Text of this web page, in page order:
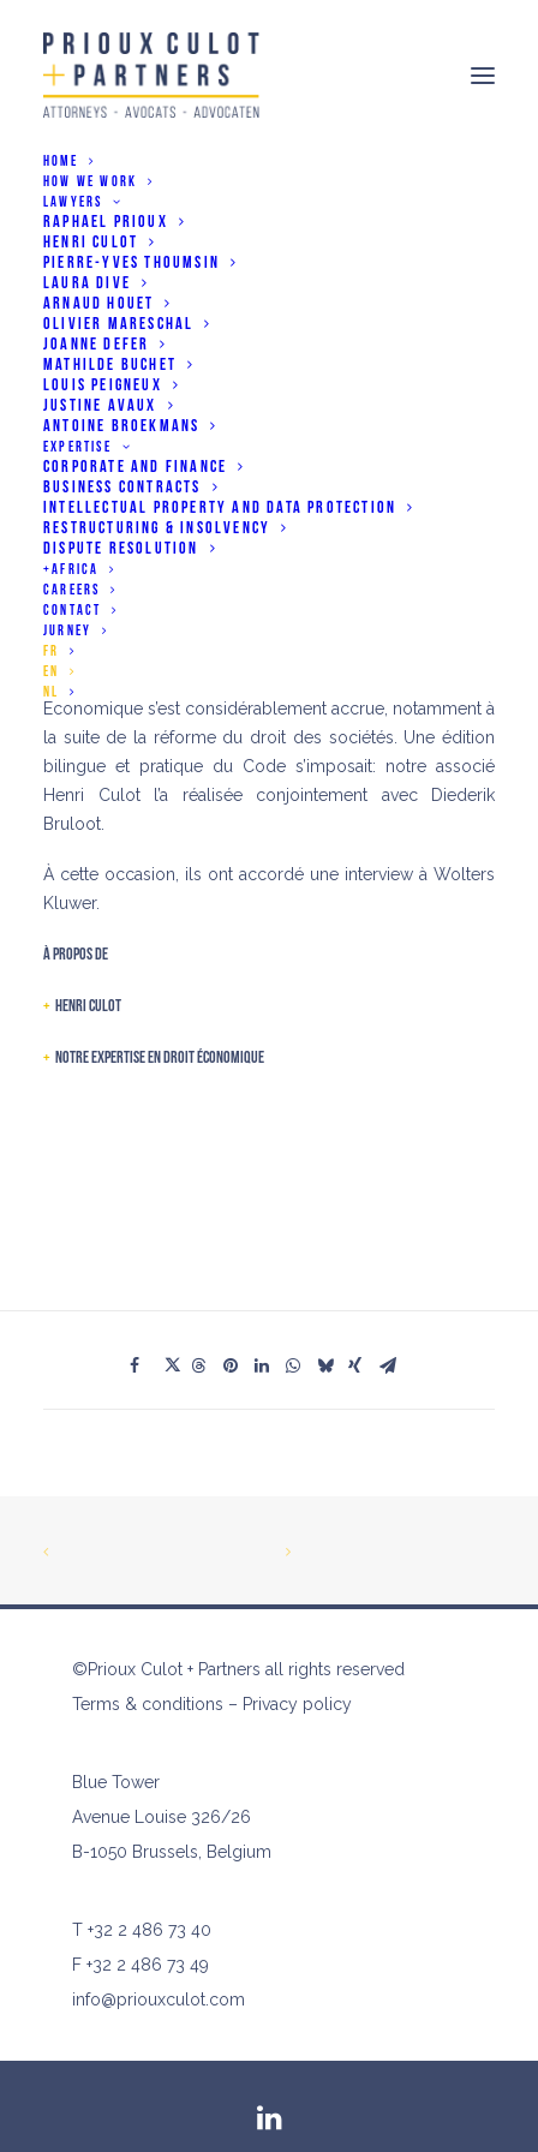
HOME
HOW WE WORK
LAWYERS
RAPHAEL PRIOUX
HENRI CULOT
PIERRE-YVES THOUMSIN
LAURA DIVE
ARNAUD HOUET
OLIVIER MARESCHAL
JOANNE DEFER
MATHILDE BUCHET
LOUIS PEIGNEUX
JUSTINE AVAUX
ANTOINE BROEKMANS
EXPERTISE
CORPORATE AND FINANCE
BUSINESS CONTRACTS
INTELLECTUAL PROPERTY AND DATA PROTECTION
RESTRUCTURING & INSOLVENCY
DISPUTE RESOLUTION
+AFRICA
CAREERS
CONTACT
JURNEY
FR
EN
NL
Henri Culot publie une édition
bilingue du Code de droit
économique
14/01/2020
Depuis 2018, l’importance du Code de Droit
Economique s’est considérablement accrue, notamment à
la suite de la réforme du droit des sociétés. Une édition
bilingue et pratique du Code s’imposait: notre associé
Henri Culot l’a réalisée conjointement avec Diederik
Bruloot.
À cette occasion, ils ont accordé une interview à Wolters
Kluwer.
À propos de
+ Henri Culot
+ Notre expertise en droit économique
©Prioux Culot + Partners all rights reserved
Terms & conditions – Privacy policy
Blue Tower
Avenue Louise 326/26
B-1050 Brussels, Belgium
T +32 2 486 73 40
F +32 2 486 73 49
info@priouxculot.com